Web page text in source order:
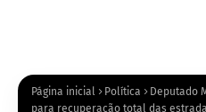
Página inicial Política
Deputado
para recuperação total das